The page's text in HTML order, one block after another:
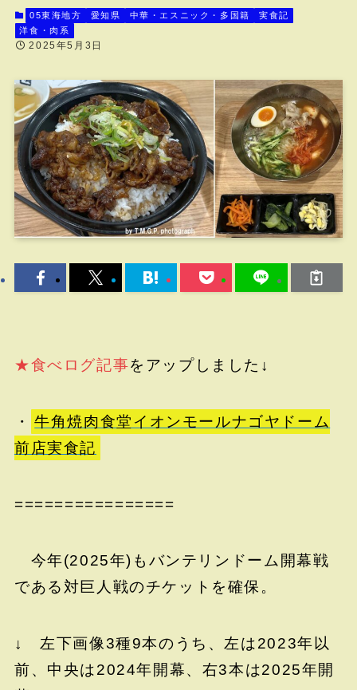
05東海地方 愛知県 中華・エスニック・多国籍
実食記
洋食・肉系
2025年5月3日
★食べログ記事をアップしました↓
・
牛角焼肉食堂イオンモールナゴヤドーム
前店実食記
================
今年(2025年)もバンテリンドーム開幕戦
である対巨人戦のチケットを確保。
↓ 左下画像3種9本のうち、左は2023年以
前、中央は2024年開幕、右3本は2025年開